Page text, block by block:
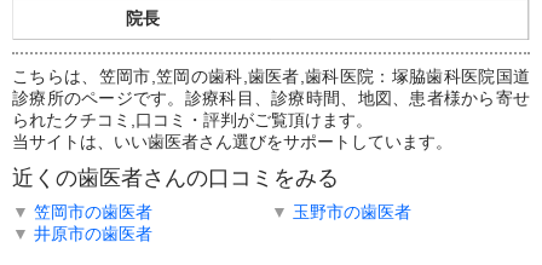
院長
こちらは、笠岡市,笠岡の歯科,歯医者,歯科医院：塚脇歯科医院国道
診療所のページです。診療科目、診療時間、地図、患者様から寄せ
られたクチコミ,口コミ・評判がご覧頂けます。
当サイトは、いい歯医者さん選びをサポートしています。
近くの歯医者さんの口コミをみる
▼ 笠岡市の歯医者 ▼ 玉野市の歯医者
▼ 井原市の歯医者